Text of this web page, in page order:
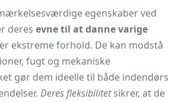
egenskaber ved
deres evne til at danne varige
ekstreme forhold. De kan modstå
fugt og mekaniske
gør dem ideelle til både indendørs
Deres fleksibilitetsikrer, at de